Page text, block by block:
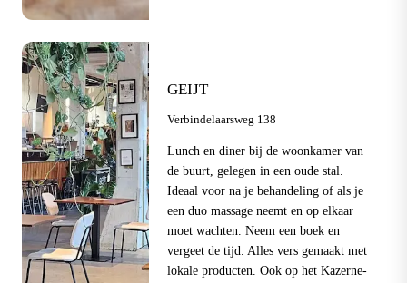
GEIJT
Verbindelaarsweg 138
Lunch en diner bij de woonkamer van
de buurt, gelegen in een oude stal.
Ideaal voor na je behandeling of als je
een duo massage neemt en op elkaar
moet wachten. Neem een boek en
vergeet de tijd. Alles vers gemaakt met
lokale producten. Ook op het Kazerne-